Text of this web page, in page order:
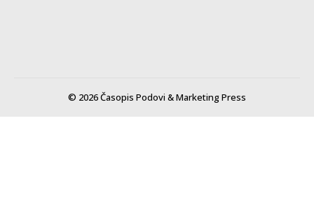
© 2026 Časopis Podovi & Marketing Press